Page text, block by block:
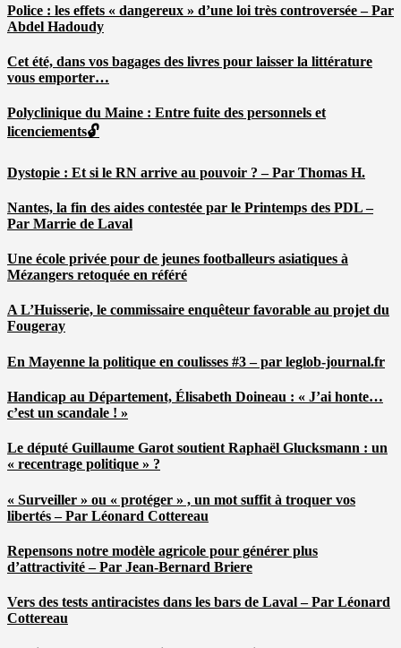
Police : les effets « dangereux » d’une loi très controversée – Par
Abdel Hadoudy
Cet été, dans vos bagages des livres pour laisser la littérature
vous emporter…
Polyclinique du Maine : Entre fuite des personnels et
licenciements🔓
Dystopie : Et si le RN arrive au pouvoir ? – Par Thomas H.
Nantes, la fin des aides contestée par le Printemps des PDL –
Par Marrie de Laval
Une école privée pour de jeunes footballeurs asiatiques à
Mézangers retoquée en référé
A L’Huisserie, le commissaire enquêteur favorable au projet du
Fougeray
En Mayenne la politique en coulisses #3 – par leglob-journal.fr
Handicap au Département, Élisabeth Doineau : « J’ai honte…
c’est un scandale ! »
Le député Guillaume Garot soutient Raphaël Glucksmann : un
« recentrage politique » ?
« Surveiller » ou « protéger » , un mot suffit à troquer vos
libertés – Par Léonard Cottereau
Repensons notre modèle agricole pour générer plus
d’attractivité – Par Jean-Bernard Briere
Vers des tests antiracistes dans les bars de Laval – Par Léonard
Cottereau